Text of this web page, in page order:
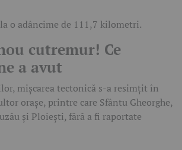
o adâncime de 111,7 kilometri.
cutremur! Ce
a avut
mișcarea tectonică s-a resimțit în
orașe, printre care Sfântu Gheorghe,
și Ploiești, fără a fi raportate